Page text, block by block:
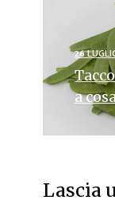
26
a
Lascia